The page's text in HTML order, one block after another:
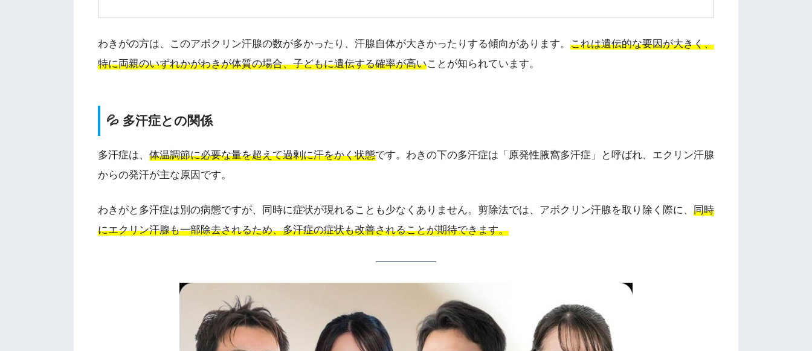
わきがの方は、このアポクリン汗腺の数が多かったり、汗腺自体が大きかったりする傾向があります。 これは遺伝的な要因が大きく、
特に両親のいずれかがわきが体質の場合、子どもに遺伝する確率が高いことが知られています。
💦 多汗症との関係
多汗症は、 体温調節に必要な量を超えて過剰に汗をかく状態です。わきの下の多汗症は「原発性腋窩多汗症」と呼ばれ、エクリン汗腺
からの発汗が主な原因です。
わきがと多汗症は別の病態ですが、同時に症状が現れることも少なくありません。剪除法では、アポクリン汗腺を取り除く際に、 同時
にエクリン汗腺も一部除去されるため、多汗症の症状も改善されることが期待できます。